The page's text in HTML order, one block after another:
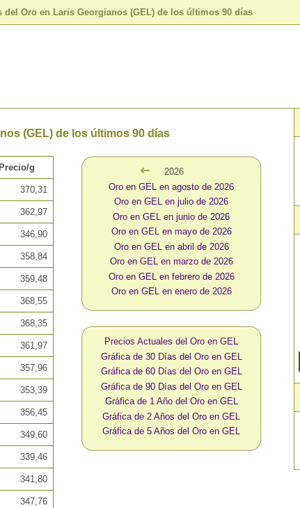
del Oro en Laris Georgianos (GEL) de los últimos 90 días
(GEL) de los últimos 90 días
Precio/g
370,31
362,97
346,90
358,84
359,48
368,55
368,35
361,97
357,96
353,39
356,45
349,60
339,46
341,80
347,76
2026
Oro en GEL en agosto de 2026
Oro en GEL en julio de 2026
Oro en GEL en junio de 2026
Oro en GEL en mayo de 2026
Oro en GEL en abril de 2026
Oro en GEL en marzo de 2026
Oro en GEL en febrero de 2026
Oro en GEL en enero de 2026
Precios Actuales del Oro en GEL
Gráfica de 30 Días del Oro en GEL
Gráfica de 60 Días del Oro en GEL
Gráfica de 90 Días del Oro en GEL
Gráfica de 1 Año del Oro en GEL
Gráfica de 2 Años del Oro en GEL
Gráfica de 5 Años del Oro en GEL